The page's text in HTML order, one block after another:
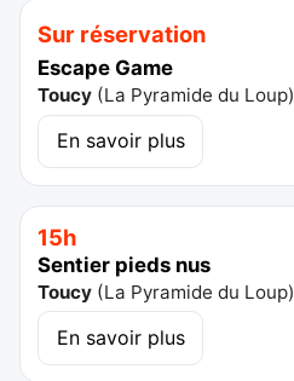
Sur réservation
Escape Game
Toucy (La Pyramide du Loup)
En savoir plus
15h
Sentier pieds nus
Toucy (La Pyramide du Loup)
En savoir plus